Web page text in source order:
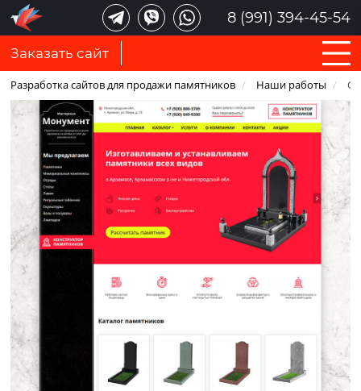
8 (991) 394-45-54
Заказать сайт
Разработка сайтов для продажи памятников / Наши работы /